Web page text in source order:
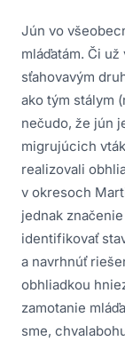
Jún vo
mláďatám. Či
sťahovavým
ako tým stálym
nečudo, že jún
migrujúcich
realizovali
v okresoch
jednak
identifikovať
a navrhnúť
obhliadkou
zamotanie
sme,